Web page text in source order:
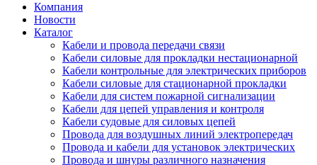
Компания
Новости
Каталог
Кабели и провода передачи связи
Кабели силовые для прокладки нестационарной
Кабели контрольные для электрических приборов
Кабели силовые для стационарной прокладки
Кабели для систем пожарной сигнализации
Кабели для цепей управления и контроля
Кабели судовые для силовых цепей
Провода для воздушных линий электропередач
Провода и кабели для установок электрических
Провода и шнуры различного назначения